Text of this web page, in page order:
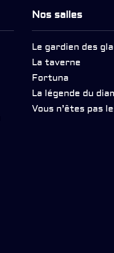
Nos salles
Le gardien des
La taverne
Fortuna
La légende du
Vous n’êtes pas